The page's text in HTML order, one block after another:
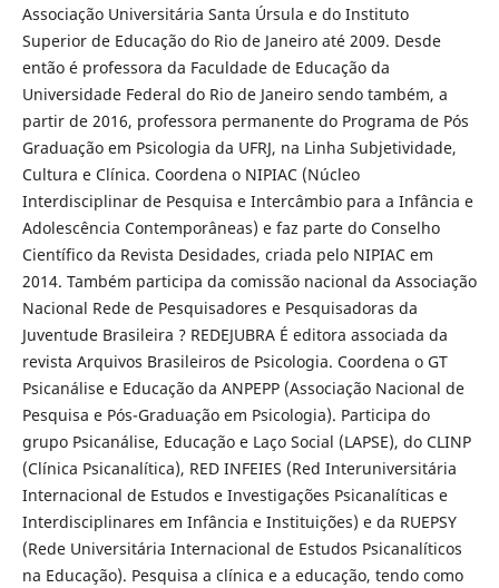
Associação Universitária Santa Úrsula e do Instituto
Superior de Educação do Rio de Janeiro até 2009. Desde
então é professora da Faculdade de Educação da
Universidade Federal do Rio de Janeiro sendo também, a
partir de 2016, professora permanente do Programa de Pós
Graduação em Psicologia da UFRJ, na Linha Subjetividade,
Cultura e Clínica. Coordena o NIPIAC (Núcleo
Interdisciplinar de Pesquisa e Intercâmbio para a Infância e
Adolescência Contemporâneas) e faz parte do Conselho
Científico da Revista Desidades, criada pelo NIPIAC em
2014. Também participa da comissão nacional da Associação
Nacional Rede de Pesquisadores e Pesquisadoras da
Juventude Brasileira ? REDEJUBRA É editora associada da
revista Arquivos Brasileiros de Psicologia. Coordena o GT
Psicanálise e Educação da ANPEPP (Associação Nacional de
Pesquisa e Pós-Graduação em Psicologia). Participa do
grupo Psicanálise, Educação e Laço Social (LAPSE), do CLINP
(Clínica Psicanalítica), RED INFEIES (Red Interuniversitária
Internacional de Estudos e Investigações Psicanalíticas e
Interdisciplinares em Infância e Instituições) e da RUEPSY
(Rede Universitária Internacional de Estudos Psicanalíticos
na Educação). Pesquisa a clínica e a educação, tendo como